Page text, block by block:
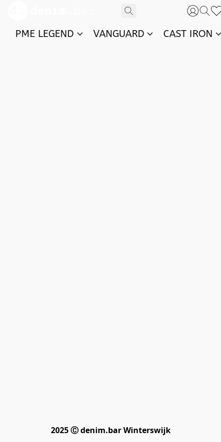
PME LEGEND VANGUARD CAST IRON
2025 Ⓒ denim.bar Winterswijk